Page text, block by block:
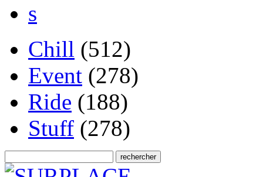
s
Chill (512)
Event (278)
Ride (188)
Stuff (278)